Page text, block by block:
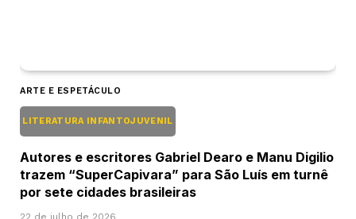
ARTE E ESPETÁCULO
LITERATURA INFANTOJUVENIL
Autores e escritores Gabriel Dearo e Manu Digilio
trazem “SuperCapivara” para São Luís em turnê
por sete cidades brasileiras
22 de julho de 2026